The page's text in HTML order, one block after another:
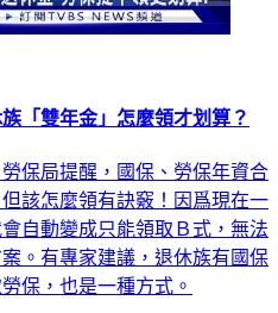
「雙年金」怎麼領才划算？
保局提醒，國保、勞保年資合
該怎麼領有訣竅！因爲現在一
自動變成只能領取Ｂ式，無法
。有專家建議，退休族有國保
保，也是一種方式。